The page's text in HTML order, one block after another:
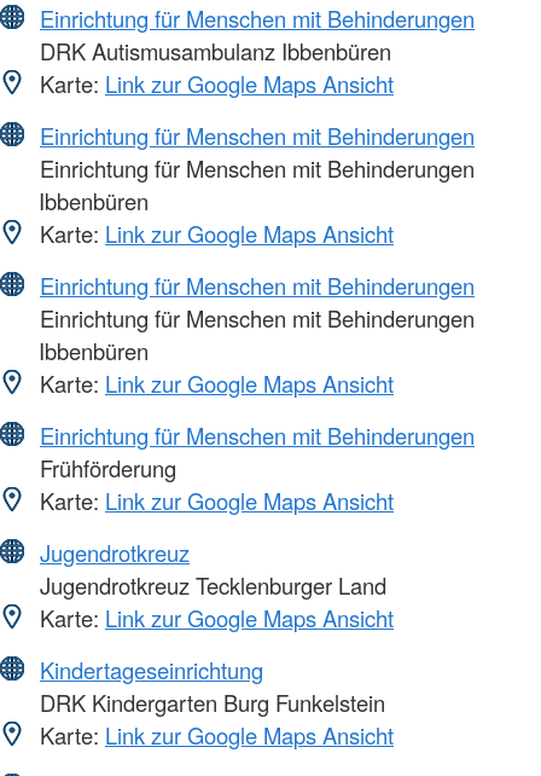
Einrichtung für Menschen mit Behinderungen
DRK Autismusambulanz Ibbenbüren
Karte: Link zur Google Maps Ansicht
Einrichtung für Menschen mit Behinderungen
Einrichtung für Menschen mit Behinderungen
Ibbenbüren
Karte: Link zur Google Maps Ansicht
Einrichtung für Menschen mit Behinderungen
Einrichtung für Menschen mit Behinderungen
Ibbenbüren
Karte: Link zur Google Maps Ansicht
Einrichtung für Menschen mit Behinderungen
Frühförderung
Karte: Link zur Google Maps Ansicht
Jugendrotkreuz
Jugendrotkreuz Tecklenburger Land
Karte: Link zur Google Maps Ansicht
Kindertageseinrichtung
DRK Kindergarten Burg Funkelstein
Karte: Link zur Google Maps Ansicht